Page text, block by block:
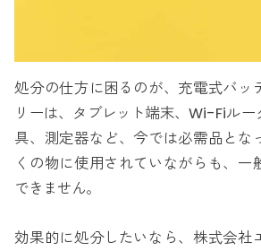
処分の仕方に困るのが、充電式バッ
リーは、タブレット端末、Wi-Fiル
具、測定器など、今では必需品とな
くの物に使用されていながらも、一
できません。
効果的に処分したいなら、株式会社